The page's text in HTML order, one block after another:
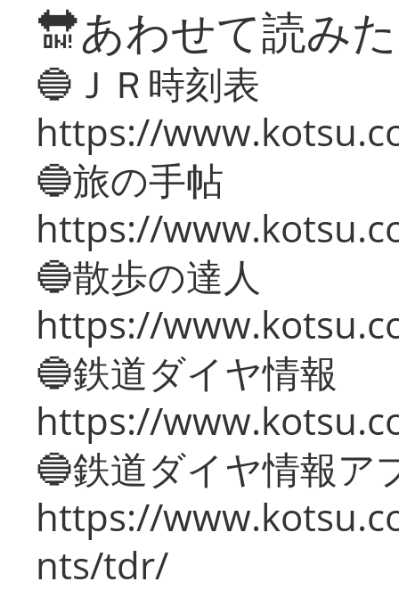
🔛あわせて読み
🔵ＪＲ時刻表
https://
🔵旅の手帖
https://
🔵散歩の達人
https://
🔵鉄道ダイヤ情報
https://
🔵鉄道ダイヤ情報ア
https://
nts/tdr/